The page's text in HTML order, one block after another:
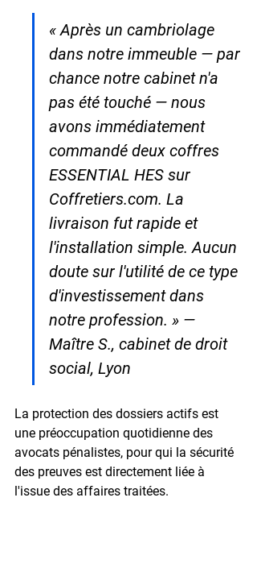
« Après un cambriolage
dans notre immeuble — par
chance notre cabinet n'a
pas été touché — nous
avons immédiatement
commandé deux coffres
ESSENTIAL HES sur
Coffretiers.com. La
livraison fut rapide et
l'installation simple. Aucun
doute sur l'utilité de ce type
d'investissement dans
notre profession. » —
Maître S., cabinet de droit
social, Lyon
La protection des dossiers actifs est
une préoccupation quotidienne des
avocats pénalistes, pour qui la sécurité
des preuves est directement liée à
l'issue des affaires traitées.